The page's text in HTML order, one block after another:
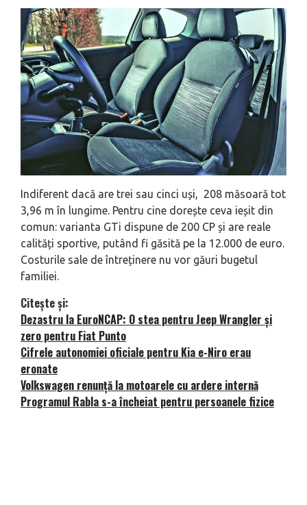
Indiferent dacă are trei sau cinci uși, 208 măsoară tot
3,96 m în lungime. Pentru cine dorește ceva ieșit din
comun: varianta GTi dispune de 200 CP și are reale
calități sportive, putând fi găsită pe la 12.000 de euro.
Costurile sale de întreținere nu vor găuri bugetul
familiei.
Citește și:
Dezastru la EuroNCAP: O stea pentru Jeep Wrangler și
zero pentru Fiat Punto
Cifrele autonomiei oficiale pentru Kia e-Niro erau
eronate
Volkswagen renunță la motoarele cu ardere internă
Programul Rabla s-a încheiat pentru persoanele fizice